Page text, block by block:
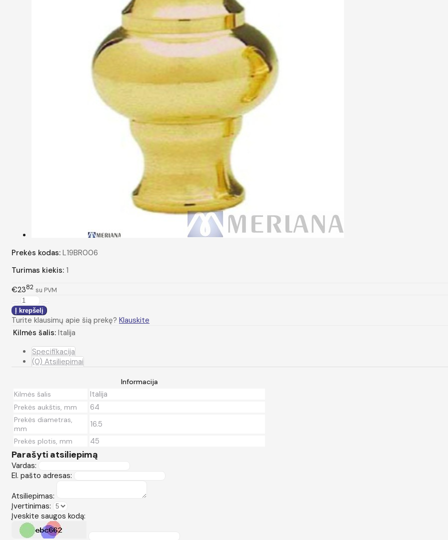
Prekės kodas: L19BR006
Turimas kiekis: 1
€2382 su PVM
Turite klausimų apie šią prekę? Klauskite
Kilmės šalis: Italija
Specifikacija
(0) Atsiliepimai
Informacija
Kilmės šalis
Italija
Prekės aukštis, mm 64
Prekės diametras,
mm
16.5
Prekės plotis, mm 45
Parašyti atsiliepimą
Vardas:
El. pašto adresas:
Atsiliepimas:
Įvertinimas:
Įveskite saugos kodą: